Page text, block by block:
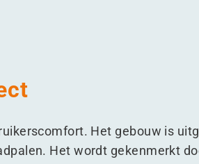
Het gebouw is
Het wordt gekenmerkt